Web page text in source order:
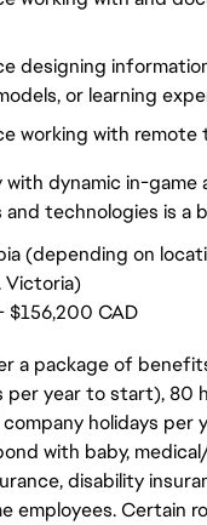
designing
or learning
working with remote
with dynamic in-game
technologies is a
(depending on
Victoria)
$156,200 CAD
a package of
per year to start), 80
holidays per
with baby,
disability
employees. Certain